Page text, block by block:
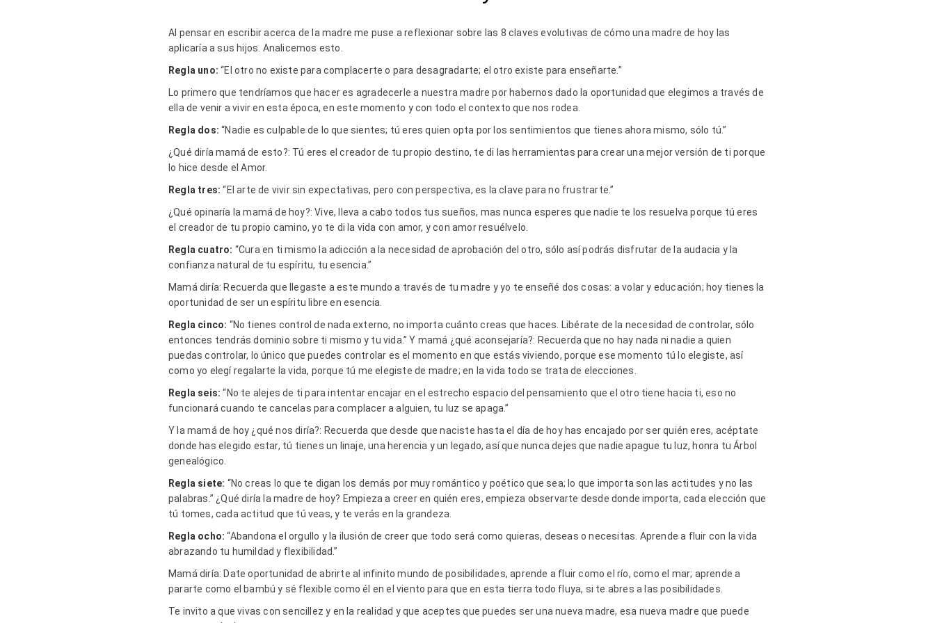
Al pensar en escribir acerca de la madre me puse a reflexionar sobre las 8 claves evolutivas de cómo una madre de hoy las
aplicaría a sus hijos. Analicemos esto.
Regla uno: “El otro no existe para complacerte o para desagradarte; el otro existe para enseñarte.”
Lo primero que tendríamos que hacer es agradecerle a nuestra madre por habernos dado la oportunidad que elegimos a través de
ella de venir a vivir en esta época, en este momento y con todo el contexto que nos rodea.
Regla dos: “Nadie es culpable de lo que sientes; tú eres quien opta por los sentimientos que tienes ahora mismo, sólo tú.”
¿Qué diría mamá de esto?: Tú eres el creador de tu propio destino, te di las herramientas para crear una mejor versión de ti porque
lo hice desde el Amor.
Regla tres: “El arte de vivir sin expectativas, pero con perspectiva, es la clave para no frustrarte.”
¿Qué opinaría la mamá de hoy?: Vive, lleva a cabo todos tus sueños, mas nunca esperes que nadie te los resuelva porque tú eres
el creador de tu propio camino, yo te di la vida con amor, y con amor resuélvelo.
Regla cuatro: “Cura en ti mismo la adicción a la necesidad de aprobación del otro, sólo así podrás disfrutar de la audacia y la
confianza natural de tu espíritu, tu esencia.”
Mamá diría: Recuerda que llegaste a este mundo a través de tu madre y yo te enseñé dos cosas: a volar y educación; hoy tienes la
oportunidad de ser un espíritu libre en esencia.
Regla cinco: “No tienes control de nada externo, no importa cuánto creas que haces. Libérate de la necesidad de controlar, sólo
entonces tendrás dominio sobre ti mismo y tu vida.” Y mamá ¿qué aconsejaría?: Recuerda que no hay nada ni nadie a quien
puedas controlar, lo único que puedes controlar es el momento en que estás viviendo, porque ese momento tú lo elegiste, así
como yo elegí regalarte la vida, porque tú me elegiste de madre; en la vida todo se trata de elecciones.
Regla seis: “No te alejes de ti para intentar encajar en el estrecho espacio del pensamiento que el otro tiene hacia ti, eso no
funcionará cuando te cancelas para complacer a alguien, tu luz se apaga.”
Y la mamá de hoy ¿qué nos diría?: Recuerda que desde que naciste hasta el día de hoy has encajado por ser quién eres, acéptate
donde has elegido estar, tú tienes un linaje, una herencia y un legado, así que nunca dejes que nadie apague tu luz, honra tu Árbol
genealógico.
Regla siete: “No creas lo que te digan los demás por muy romántico y poético que sea; lo que importa son las actitudes y no las
palabras.” ¿Qué diría la madre de hoy? Empieza a creer en quién eres, empieza observarte desde donde importa, cada elección que
tú tomes, cada actitud que tú veas, y te verás en la grandeza.
Regla ocho: “Abandona el orgullo y la ilusión de creer que todo será como quieras, deseas o necesitas. Aprende a fluir con la vida
abrazando tu humildad y flexibilidad.”
Mamá diría: Date oportunidad de abrirte al infinito mundo de posibilidades, aprende a fluir como el río, como el mar; aprende a
pararte como el bambú y sé flexible como él en el viento para que en esta tierra todo fluya, si te abres a las posibilidades.
Te invito a que vivas con sencillez y en la realidad y que aceptes que puedes ser una nueva madre, esa nueva madre que puede